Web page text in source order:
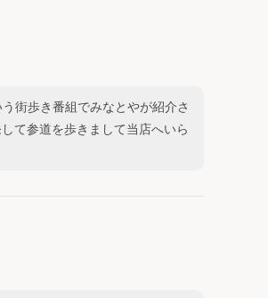
街歩き番組でみなとやが紹介さ
て参道を歩きまして当店へいら